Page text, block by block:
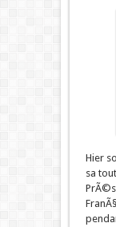
Hier
sa